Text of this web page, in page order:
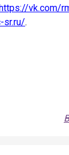
vk.com/
sr.ru/.